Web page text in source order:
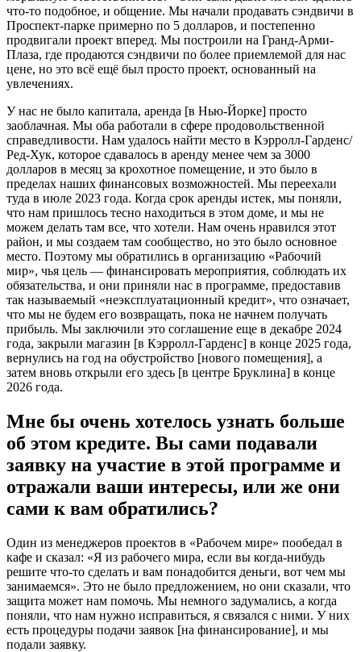
что-то подобное, и общение. Мы начали продавать сэндвичи в
Проспект-парке примерно по 5 долларов, и постепенно
продвигали проект вперед. Мы построили на Гранд-Арми-
Плаза, где продаются сэндвичи по более приемлемой для нас
цене, но это всё ещё был просто проект, основанный на
увлечениях.
У нас не было капитала, аренда [в Нью-Йорке] просто
заоблачная. Мы оба работали в сфере продовольственной
справедливости. Нам удалось найти место в Кэрролл-Гарденс/
Ред-Хук, которое сдавалось в аренду менее чем за 3000
долларов в месяц за крохотное помещение, и это было в
пределах наших финансовых возможностей. Мы переехали
туда в июле 2023 года. Когда срок аренды истек, мы поняли,
что нам пришлось тесно находиться в этом доме, и мы не
можем делать там все, что хотели. Нам очень нравился этот
район, и мы создаем там сообщество, но это было основное
место. Поэтому мы обратились в организацию «Рабочий
мир», чья цель — финансировать мероприятия, соблюдать их
обязательства, и они приняли нас в программе, предоставив
так называемый «неэксплуатационный кредит», что означает,
что мы не будем его возвращать, пока не начнем получать
прибыль. Мы заключили это соглашение еще в декабре 2024
года, закрыли магазин [в Кэрролл-Гарденс] в конце 2025 года,
вернулись на год на обустройство [нового помещения], а
затем вновь открыли его здесь [в центре Бруклина] в конце
2026 года.
Мне бы очень хотелось узнать больше
об этом кредите. Вы сами подавали
заявку на участие в этой программе и
отражали ваши интересы, или же они
сами к вам обратились?
Один из менеджеров проектов в «Рабочем мире» пообедал в
кафе и сказал: «Я из рабочего мира, если вы когда-нибудь
решите что-то сделать и вам понадобится деньги, вот чем мы
занимаемся». Это не было предложением, но они сказали, что
защита может нам помочь. Мы немного задумались, а когда
поняли, что нам нужно исправиться, я связался с ними. У них
есть процедуры подачи заявок [на финансирование], и мы
подали заявку.